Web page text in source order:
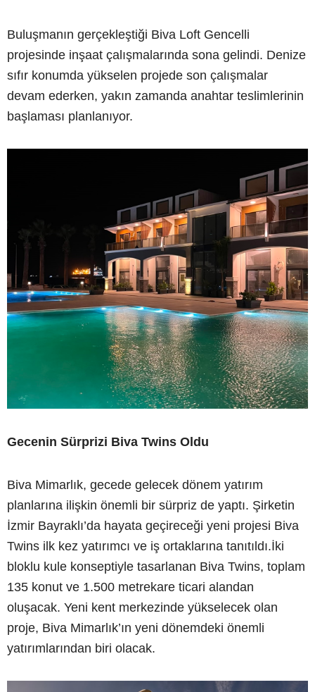
Buluşmanın gerçekleştiği Biva Loft Gencelli
projesinde inşaat çalışmalarında sona gelindi. Denize
sıfır konumda yükselen projede son çalışmalar
devam ederken, yakın zamanda anahtar teslimlerinin
başlaması planlanıyor.
Gecenin Sürprizi Biva Twins Oldu
Biva Mimarlık, gecede gelecek dönem yatırım
planlarına ilişkin önemli bir sürpriz de yaptı. Şirketin
İzmir Bayraklı’da hayata geçireceği yeni projesi Biva
Twins ilk kez yatırımcı ve iş ortaklarına tanıtıldı.İki
bloklu kule konseptiyle tasarlanan Biva Twins, toplam
135 konut ve 1.500 metrekare ticari alandan
oluşacak. Yeni kent merkezinde yükselecek olan
proje, Biva Mimarlık’ın yeni dönemdeki önemli
yatırımlarından biri olacak.